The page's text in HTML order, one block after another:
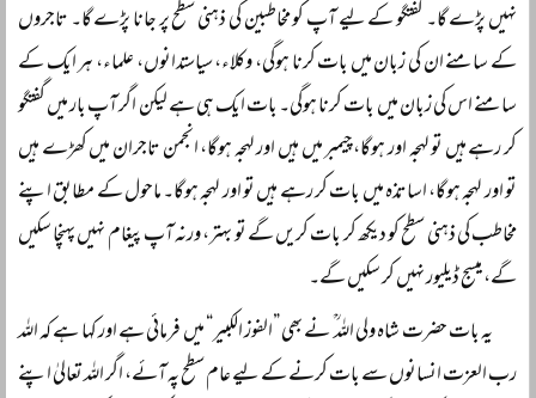
نہیں پڑے گا۔ گفتگو کے لیے آپ کو مخاطبین کی ذہنی سطح پر جانا پڑے گا۔ تاجروں
کے سامنے ان کی زبان میں بات کرنا ہوگی، وکلاء، سیاستدانوں، علماء، ہر ایک کے
سامنے اس کی زبان میں بات کرنا ہوگی۔ بات ایک ہی ہے لیکن اگر آپ بار میں گفتگو
کر رہے ہیں تو لہجہ اور ہوگا،چیمبر میں ہیں اور لہجہ ہوگا، انجمن تاجران میں کھڑے ہیں
تو اور لہجہ ہوگا، اساتذہ میں بات کر رہے ہیں تو اور لہجہ ہوگا۔ ماحول کے مطابق اپنے
مخاطب کی ذہنی سطح کو دیکھ کر بات کریں گے تو بہتر، ورنہ آپ پیغام نہیں پہنچا سکیں
گے، میسج ڈیلیور نہیں کر سکیں گے۔
یہ بات حضرت شاہ ولی اللہ ؒ نے بھی ”الفوز الکبیر“ میں فرمائی ہے اور کہا ہے کہ اللہ
رب العزت انسانوں سے بات کرنے کے لیے عام سطح پہ آئے، اگر اللہ تعالیٰ اپنے